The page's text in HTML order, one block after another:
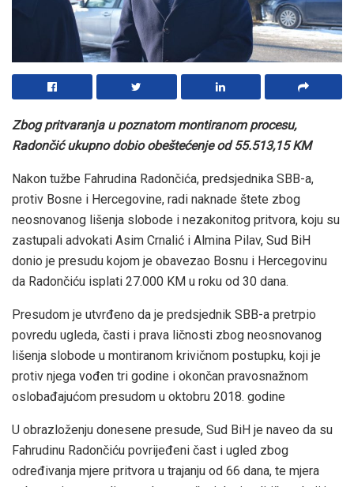
Zbog pritvaranja u poznatom montiranom procesu,
Radončić ukupno dobio obeštećenje od 55.513,15 KM
Nakon tužbe Fahrudina Radončića, predsjednika SBB-a,
protiv Bosne i Hercegovine, radi naknade štete zbog
neosnovanog lišenja slobode i nezakonitog pritvora, koju su
zastupali advokati Asim Crnalić i Almina Pilav, Sud BiH
donio je presudu kojom je obavezao Bosnu i Hercegovinu
da Radončiću isplati 27.000 KM u roku od 30 dana.
Presudom je utvrđeno da je predsjednik SBB-a pretrpio
povredu ugleda, časti i prava ličnosti zbog neosnovanog
lišenja slobode u montiranom krivičnom postupku, koji je
protiv njega vođen tri godine i okončan pravosnažnom
oslobađajućom presudom u oktobru 2018. godine
U obrazloženju donesene presude, Sud BiH je naveo da su
Fahrudinu Radončiću povrijeđeni čast i ugled zbog
određivanja mjere pritvora u trajanju od 66 dana, te mjera